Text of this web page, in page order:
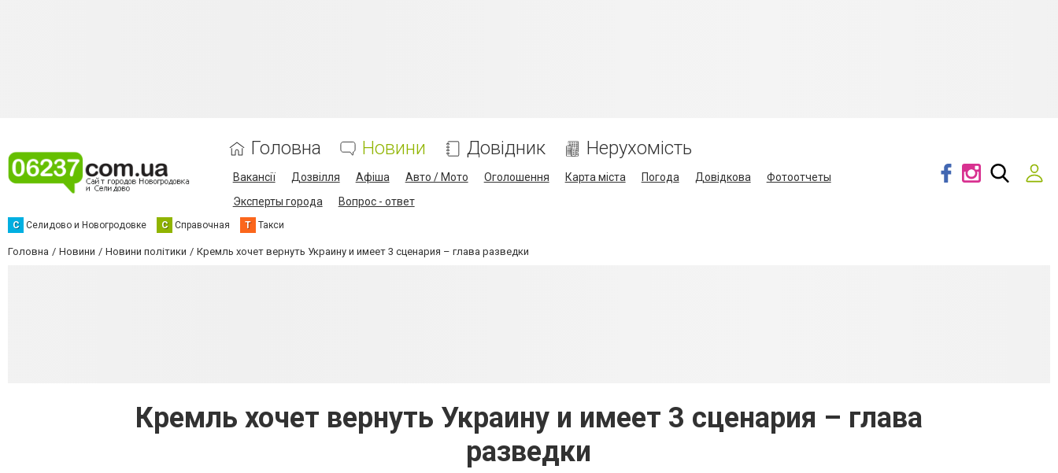
Головна Новини Довідник Нерухомість
Вакансії Дозвілля Афіша Авто / Мото Оголошення Карта міста Погода Довідкова
Фотоотчеты
Эксперты города
Вопрос - ответ
С Селидово и Новогродовке С Справочная Т Такси
Головна Новини Новини політики Кремль хочет вернуть Украину и имеет 3 сценария – глава разведки
Кремль хочет вернуть Украину и имеет 3 сценария – глава
разведки